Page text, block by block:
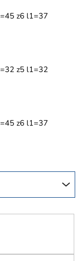
z6 l1=37
z5 l1=32
z6 l1=37